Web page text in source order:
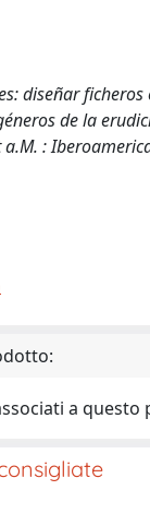
diseñar ficheros
de la
:
a questo